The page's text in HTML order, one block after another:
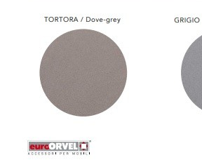
помещениях дома.
Легко подрезается под
Совместим с большинством
Обеспечивает надежную
предотвращает их скольжение.
Помогает снизить шум при
ящиков.
Защищает поверхность мебели от
повреждений.
Размеры